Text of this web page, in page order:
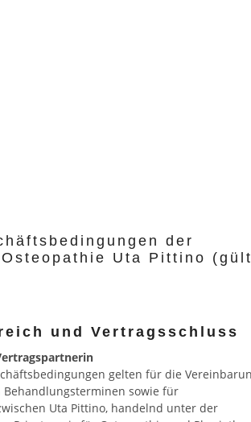
der
Uta Pittino
und Vertragsschluss
gelten für die
sowie für
Uta Pittino, handelnd unter der